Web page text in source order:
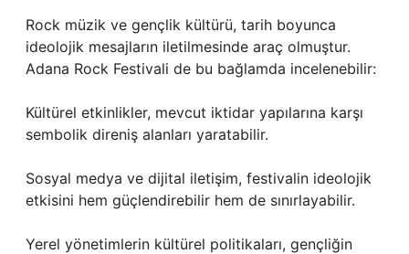
Rock müzik ve gençlik kültürü, tarih boyunca
ideolojik mesajların iletilmesinde araç olmuştur.
Adana Rock Festivali de bu bağlamda incelenebilir:
Kültürel etkinlikler, mevcut iktidar yapılarına karşı
sembolik direniş alanları yaratabilir.
Sosyal medya ve dijital iletişim, festivalin ideolojik
etkisini hem güçlendirebilir hem de sınırlayabilir.
Yerel yönetimlerin kültürel politikaları, gençliğin